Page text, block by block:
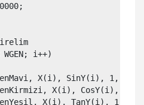
i++)
X(i), SinY(i), 1, 1);
X(i), CosY(i), 1,
X(i), TanY(i), 1, 1);